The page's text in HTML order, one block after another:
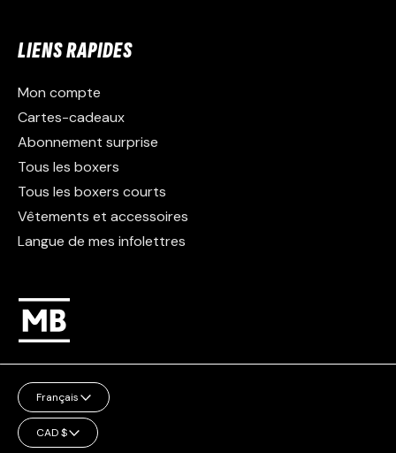
LIENS RAPIDES
Mon compte
Cartes-cadeaux
Abonnement surprise
Tous les boxers
Tous les boxers courts
Vêtements et accessoires
Langue de mes infolettres
Langue
Français
Monnaie
CAD $